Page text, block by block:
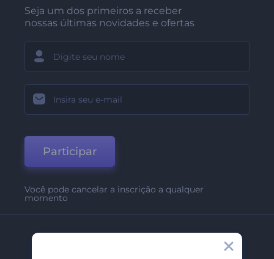
Seja um dos primeiros a receber
nossas últimas novidades e ofertas
Participar
Você pode cancelar a inscrição a qualquer
momento